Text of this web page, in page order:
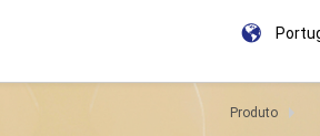
Produto